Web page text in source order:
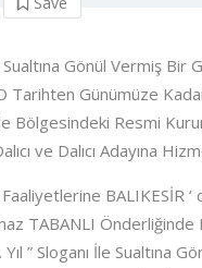
Sualtına Gönül Vermiş
Tarihten Günümüze
Bölgesindeki Resmi
ve Dalıcı Adayına
BALIKESİR
TABANLI
” Sloganı İle Sualtına